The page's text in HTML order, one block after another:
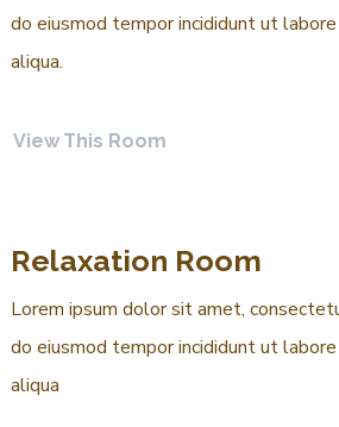
do eiusmod tempor incididunt ut
aliqua.
View This Room
Relaxation Room
Lorem ipsum dolor sit amet,
do eiusmod tempor incididunt ut
aliqua